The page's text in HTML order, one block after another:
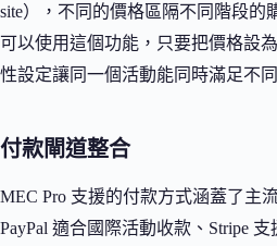
site），不同的價格區隔不同階段的
可以使用這個功能，只要把價格設
性設定讓同一個活動能同時滿足不
付款閘道整合
MEC Pro 支援的付款方式涵蓋了主
PayPal 適合國際活動收款、Stripe